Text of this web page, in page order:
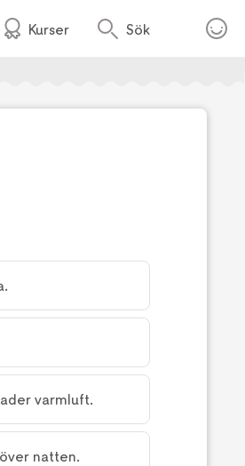
Kurser Sök
Foto:Clarion Hotel Sign
varmluft.
natten.